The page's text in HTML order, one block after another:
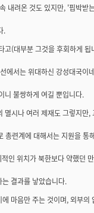
내려온 것도 있지만, '핍박받
.
(대부분 그것을 후회하게
서는 위대하신 강성대국이
니 불쌍하게 여길 뿐입니다.
시나 여러 제재도 그렇지만,
총련계에 대해서는 지원을 통
인 위치가 북한보다 약했던
결과를 낳았습니다.
마음만 주는 것이며, 외부의